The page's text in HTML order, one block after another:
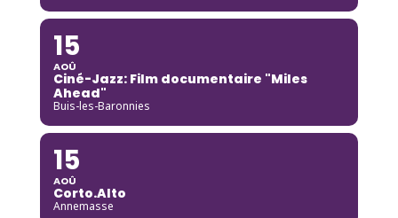
15
AOÛ
Ciné-Jazz: Film documentaire "Miles
Ahead"
Buis-les-Baronnies
15
AOÛ
Corto.Alto
Annemasse